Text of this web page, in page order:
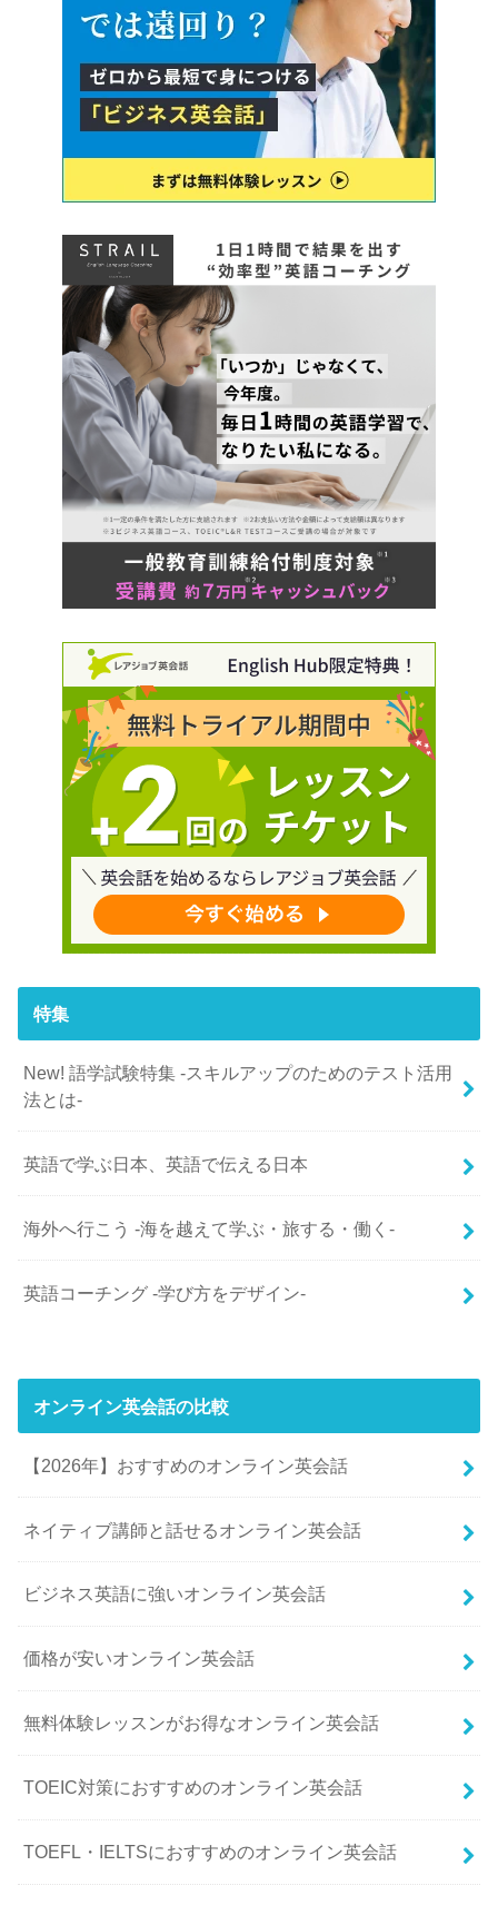
特集
New! 語学試験特集 -スキルアップのためのテスト活用
法とは-
英語で学ぶ日本、英語で伝える日本
海外へ行こう -海を越えて学ぶ・旅する・働く-
英語コーチング -学び方をデザイン-
オンライン英会話の比較
【2026年】おすすめのオンライン英会話
ネイティブ講師と話せるオンライン英会話
ビジネス英語に強いオンライン英会話
価格が安いオンライン英会話
無料体験レッスンがお得なオンライン英会話
TOEIC対策におすすめのオンライン英会話
TOEFL・IELTSにおすすめのオンライン英会話